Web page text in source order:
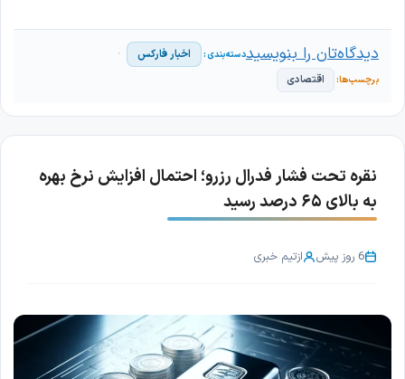
اخبار فارکس
اقتصادی
دیدگاه‌تان را بنویسید
نقره تحت فشار فدرال رزرو؛ احتمال افزایش نرخ بهره
به بالای ۶۵ درصد رسید
6 روز پیش ازتیم خبری